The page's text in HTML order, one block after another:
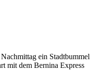
ein Stadtbummel
mit dem Bernina Express